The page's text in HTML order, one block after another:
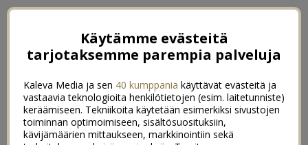
Käytämme evästeitä
tarjotaksemme parempia palveluja
Kaleva Media ja sen 40 kumppania käyttävät evästeitä ja
vastaavia teknologioita henkilötietojen (esim. laitetunniste)
keräämiseen. Tekniikoita käytetään esimerkiksi sivustojen
toiminnan optimoimiseen, sisältösuosituksiin,
kävijämäärien mittaukseen, markkinointiin sekä